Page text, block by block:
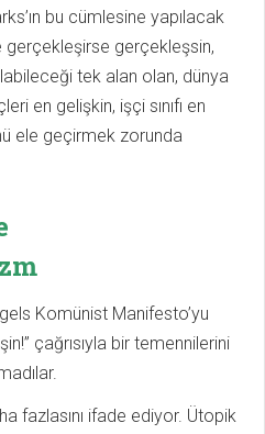
bu cümlesine yapılacak
gerçekleşsin,
tek alan olan, dünya
en gelişkin, işçi sınıfı en
ele geçirmek zorunda
Komünist Manifesto’yu
çağrısıyla bir temennilerini
fazlasını ifade ediyor. Ütopik